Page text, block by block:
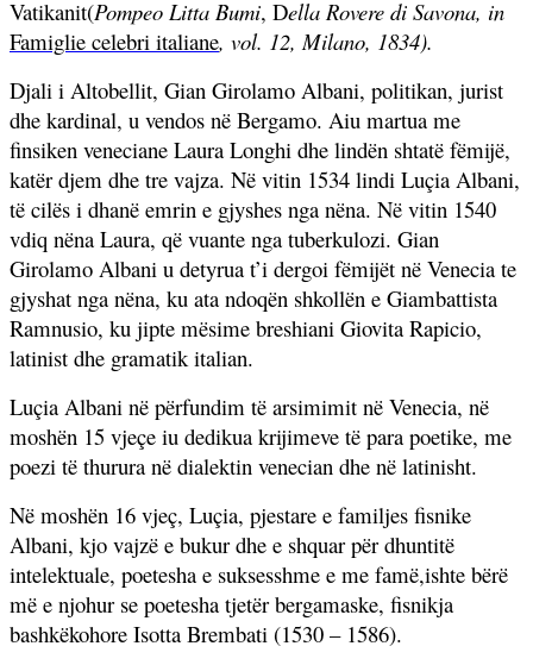
Vatikanit(Pompeo Litta Bumi, Della Rovere di Savona, in
Famiglie celebri italiane, vol. 12, Milano, 1834).
Djali i Altobellit, Gian Girolamo Albani, politikan, jurist
dhe kardinal, u vendos në Bergamo. Aiu martua me
finsiken veneciane Laura Longhi dhe lindën shtatë fëmijë,
katër djem dhe tre vajza. Në vitin 1534 lindi Luçia Albani,
të cilës i dhanë emrin e gjyshes nga nëna. Në vitin 1540
vdiq nëna Laura, që vuante nga tuberkulozi. Gian
Girolamo Albani u detyrua t’i dergoi fëmijët në Venecia te
gjyshat nga nëna, ku ata ndoqën shkollën e Giambattista
Ramnusio, ku jipte mësime breshiani Giovita Rapicio,
latinist dhe gramatik italian.
Luçia Albani në përfundim të arsimimit në Venecia, në
moshën 15 vjeçe iu dedikua krijimeve të para poetike, me
poezi të thurura në dialektin venecian dhe në latinisht.
Në moshën 16 vjeç, Luçia, pjestare e familjes fisnike
Albani, kjo vajzë e bukur dhe e shquar për dhuntitë
intelektuale, poetesha e suksesshme e me famë,ishte bërë
më e njohur se poetesha tjetër bergamaske, fisnikja
bashkëkohore Isotta Brembati (1530 – 1586).